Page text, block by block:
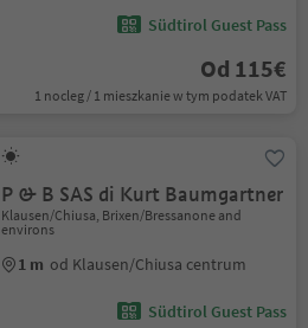
Südtirol Guest Pass
Od 115€
1 nocleg / 1 mieszkanie w tym podatek VAT
P & B SAS di Kurt Baumgartner
Klausen/Chiusa, Brixen/Bressanone and
environs
1 m od Klausen/Chiusa centrum
Südtirol Guest Pass